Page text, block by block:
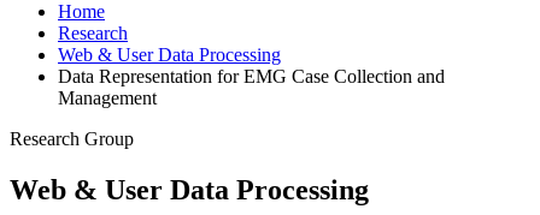
Home
Research
Web & User Data Processing
Data Representation for EMG Case Collection and
Management
Research Group
Web & User Data Processing